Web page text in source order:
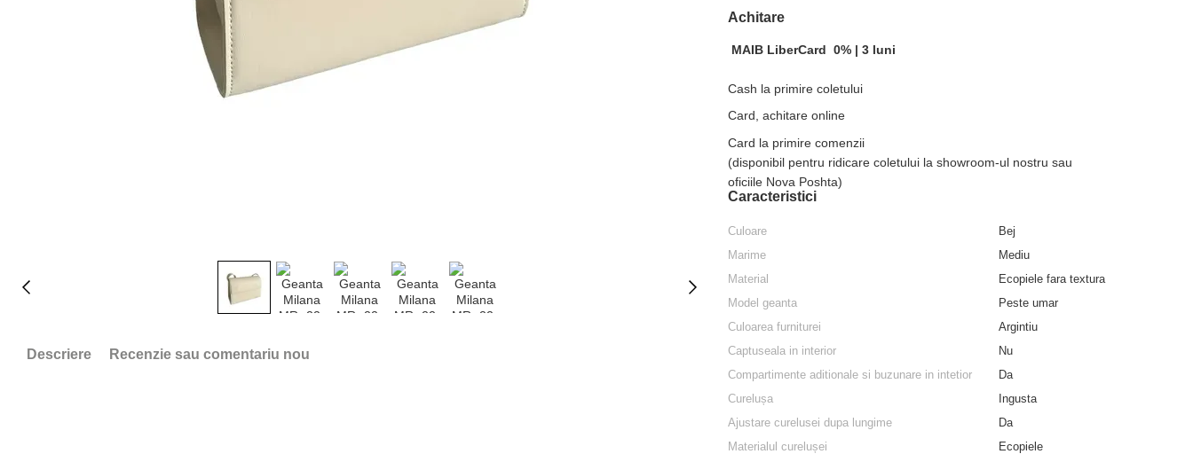
Descriere Recenzie sau comentariu nou
Achitare
MAIB LiberCard 0% |3 luni
Cash la primire coletului
Card, achitare online
Card la primire comenzii
(disponibil pentru ridicare coletului la showroom-ul nostru sau
oficiile Nova Poshta)
Caracteristici
Culoare
Bej
Marime
Mediu
Material
Ecopiele fara textura
Model geanta
Peste umar
Сuloarea furniturei
Argintiu
Captuseala in interior
Nu
Compartimente aditionale si buzunare in intetior
Da
Сurelușa
Ingusta
Ajustare curelusei dupa lungime
Da
Materialul curelușei
Ecopiele